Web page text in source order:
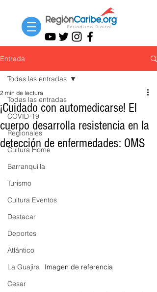
Entrada
Todas las entradas
COVID-19
Regionales
Cultura Home
Barranquilla
Turismo
Cultura Eventos
Destacar
Deportes
Atlántico
La Guajira
Cesar
Todas las entradas
¡Cuidado con automedicarse! El
cuerpo desarrolla resistencia en la
detección de enfermedades: OMS
2 min de lectura
Imagen de referencia